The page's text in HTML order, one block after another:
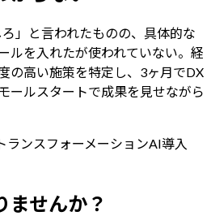
」と言われたものの、具体的な
ルを入れたが使われていない。経
の高い施策を特定し、3ヶ月でDX
ールスタートで成果を見せながら
ランスフォーメーションAI導入
ませんか？